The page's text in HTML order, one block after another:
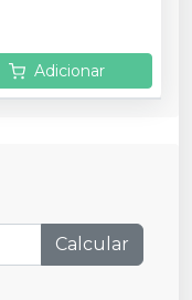
Adicionar
Calcular